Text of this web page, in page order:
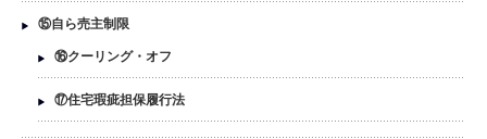
⑮自ら売主制限
⑯クーリング・オフ
⑰住宅瑕疵担保履行法